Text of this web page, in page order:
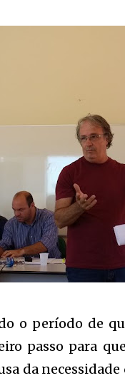
o período de
passo para
da